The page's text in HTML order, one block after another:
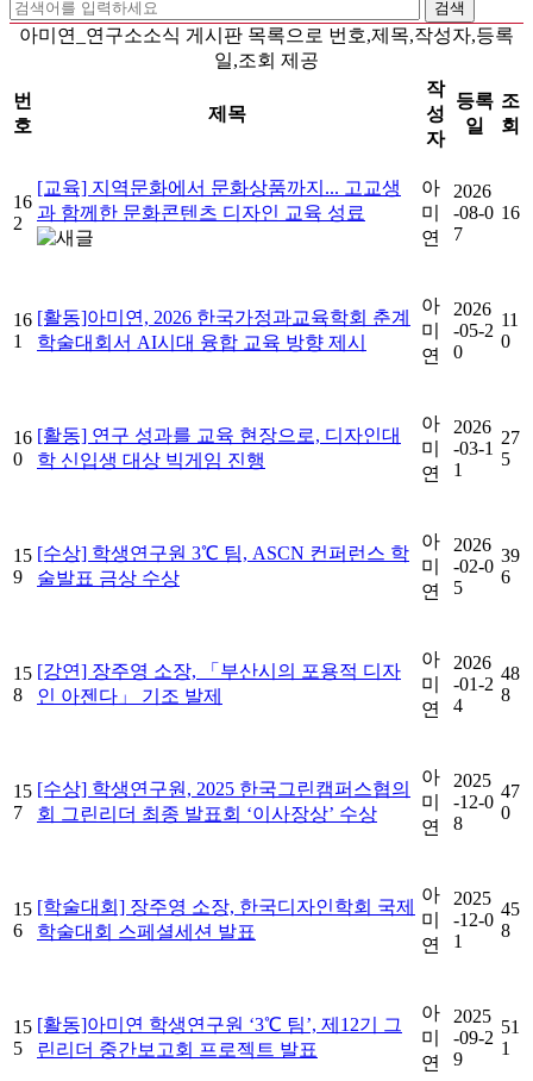
검색
아미연_연구소소식 게시판 목록으로 번호,제목,작성자,등록
일,조회 제공
번
호
제목
작
성
자
등록
일
조
회
16
2
[교육] 지역문화에서 문화상품까지... 고교생
과 함께한 문화콘텐츠 디자인 교육 성료
아
미
연
2026
-08-0
7
16
16
1
[활동]아미연, 2026 한국가정과교육학회 춘계
학술대회서 AI시대 융합 교육 방향 제시
아
미
연
2026
-05-2
0
11
0
16
0
[활동] 연구 성과를 교육 현장으로, 디자인대
학 신입생 대상 빅게임 진행
아
미
연
2026
-03-1
1
27
5
15
9
[수상] 학생연구원 3℃ 팀, ASCN 컨퍼런스 학
술발표 금상 수상
아
미
연
2026
-02-0
5
39
6
15
8
[강연] 장주영 소장, 「부산시의 포용적 디자
인 아젠다」 기조 발제
아
미
연
2026
-01-2
4
48
8
15
7
[수상] 학생연구원, 2025 한국그린캠퍼스협의
회 그린리더 최종 발표회 ‘이사장상’ 수상
아
미
연
2025
-12-0
8
47
0
15
6
[학술대회] 장주영 소장, 한국디자인학회 국제
학술대회 스페셜세션 발표
아
미
연
2025
-12-0
1
45
8
15
5
[활동]아미연 학생연구원 ‘3℃ 팀’, 제12기 그
린리더 중간보고회 프로젝트 발표
아
미
연
2025
-09-2
9
51
1